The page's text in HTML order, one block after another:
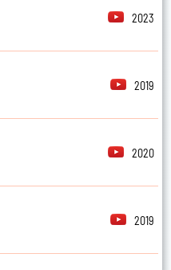
2023
2019
2020
2019